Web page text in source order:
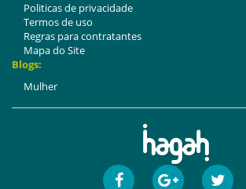
Politicas de privacidade
Termos de uso
Regras para contratantes
Mapa do Site
Blogs:
Mulher